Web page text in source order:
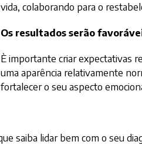
vida, colaborando para o
Os resultados serão
È importante criar expectativas
uma aparência relativamente
fortalecer o seu aspecto
saiba lidar bem com o seu